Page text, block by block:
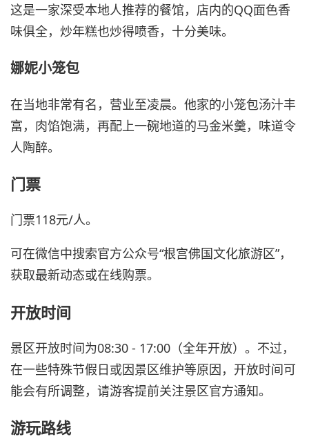
这是一家深受本地人推荐的餐馆，店内的QQ面色香
味俱全，炒年糕也炒得喷香，十分美味。
娜妮小笼包
在当地非常有名，营业至凌晨。他家的小笼包汤汁丰
富，肉馅饱满，再配上一碗地道的马金米羹，味道令
人陶醉。
门票
门票118元/人。
可在微信中搜索官方公众号“根宫佛国文化旅游区”，
获取最新动态或在线购票。
开放时间
景区开放时间为08:30 - 17:00（全年开放）。不过，
在一些特殊节假日或因景区维护等原因，开放时间可
能会有所调整，请游客提前关注景区官方通知。
游玩路线